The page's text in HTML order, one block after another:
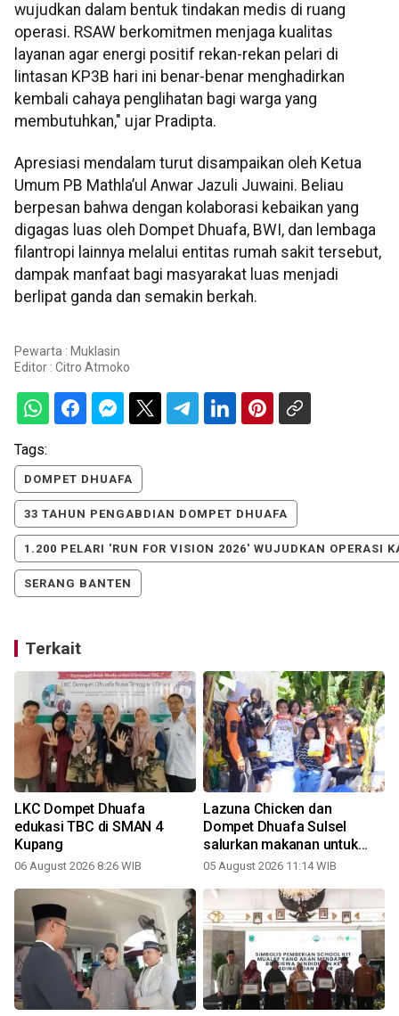
wujudkan dalam bentuk tindakan medis di ruang
operasi. RSAW berkomitmen menjaga kualitas
layanan agar energi positif rekan-rekan pelari di
lintasan KP3B hari ini benar-benar menghadirkan
kembali cahaya penglihatan bagi warga yang
membutuhkan," ujar Pradipta.
Apresiasi mendalam turut disampaikan oleh Ketua
Umum PB Mathla’ul Anwar Jazuli Juwaini. Beliau
berpesan bahwa dengan kolaborasi kebaikan yang
digagas luas oleh Dompet Dhuafa, BWI, dan lembaga
filantropi lainnya melalui entitas rumah sakit tersebut,
dampak manfaat bagi masyarakat luas menjadi
berlipat ganda dan semakin berkah.
Pewarta : Muklasin
Editor : Citro Atmoko
Tags:
DOMPET DHUAFA
33 TAHUN PENGABDIAN DOMPET DHUAFA
1.200 PELARI 'RUN FOR VISION 2026' WUJUDKAN OPERASI
SERANG BANTEN
Terkait
LKC Dompet Dhuafa
edukasi TBC di SMAN 4
Kupang
06 August 2026 8:26 WIB
Lazuna Chicken dan
Dompet Dhuafa Sulsel
salurkan makanan untuk
warga terdampak kebakaran
05 August 2026 11:14 WIB